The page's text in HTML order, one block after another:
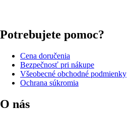
Potrebujete pomoc?
Cena doručenia
Bezpečnosť pri nákupe
Všeobecné obchodné podmienky
Ochrana súkromia
O nás